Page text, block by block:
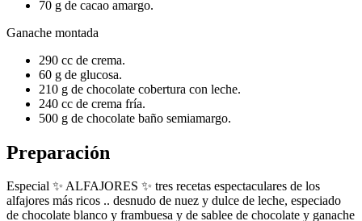
70 g de cacao amargo.
Ganache montada
290 cc de crema.
60 g de glucosa.
210 g de chocolate cobertura con leche.
240 cc de crema fría.
500 g de chocolate baño semiamargo.
Preparación
Especial ✨ ALFAJORES ✨ tres recetas espectaculares de los
alfajores más ricos .. desnudo de nuez y dulce de leche, especiado
de chocolate blanco y frambuesa y de sablee de chocolate y ganache